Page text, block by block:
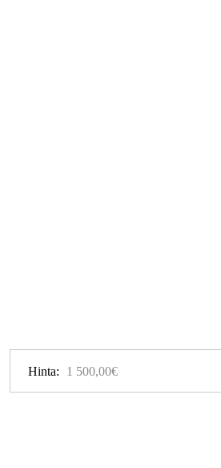
Hinta: 1 500,00€